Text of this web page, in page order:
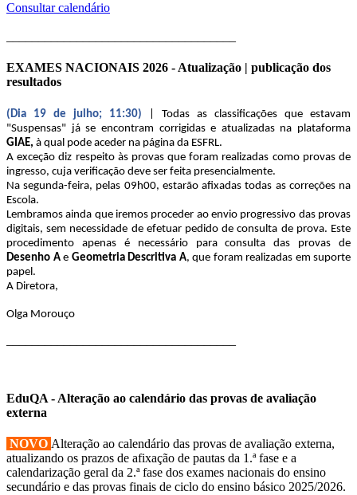
Consultar calendário
EXAMES NACIONAIS 2026 - Atualização | publicação dos
resultados
(Dia 19 de julho; 11:30)
| Todas as classificações que estavam
"Suspensas" já se encontram corrigidas e atualizadas na plataforma
GIAE, à qual pode aceder na página da ESFRL.
A exceção diz respeito às provas que foram realizadas como provas de
ingresso, cuja verificação deve ser feita presencialmente.
Na segunda-feira, pelas 09h00, estarão afixadas todas as correções na
Escola.
Lembramos ainda que iremos proceder ao envio progressivo das provas
digitais, sem necessidade de efetuar pedido de consulta de prova. Este
procedimento apenas é necessário para consulta das provas de
Desenho Ae Geometria Descritiva A, que foram realizadas em suporte
papel.
A Diretora,
Olga Morouço
EduQA - Alteração ao calendário das provas de avaliação
externa
NOVO Alteração ao calendário das provas de avaliação externa,
atualizando os prazos de afixação de pautas da 1.ª fase e a
calendarização geral da 2.ª fase dos exames nacionais do ensino
secundário e das provas finais de ciclo do ensino básico 2025/2026.